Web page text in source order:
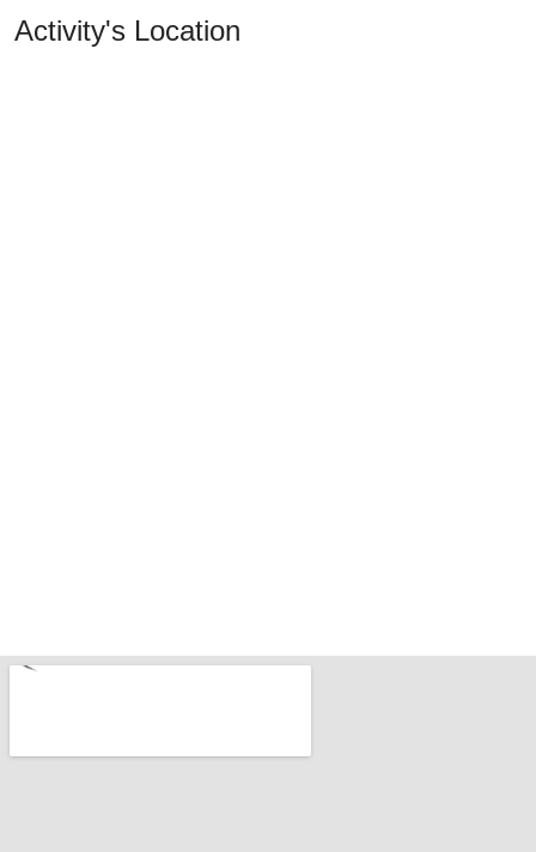
Activity's Location